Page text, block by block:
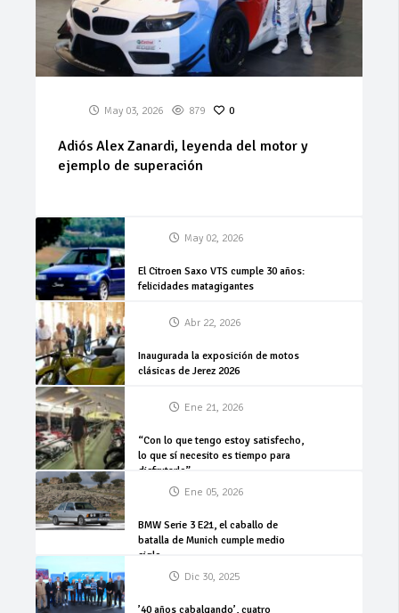
May 03, 2026 879 0
Adiós Alex Zanardi, leyenda del motor y
ejemplo de superación
May 02, 2026
El Citroen Saxo VTS cumple 30 años:
felicidades matagigantes
Abr 22, 2026
Inaugurada la exposición de motos
clásicas de Jerez 2026
Ene 21, 2026
“Con lo que tengo estoy satisfecho,
lo que sí necesito es tiempo para
disfrutarlo”
Ene 05, 2026
BMW Serie 3 E21, el caballo de
batalla de Munich cumple medio
siglo
Dic 30, 2025
’40 años cabalgando’, cuatro